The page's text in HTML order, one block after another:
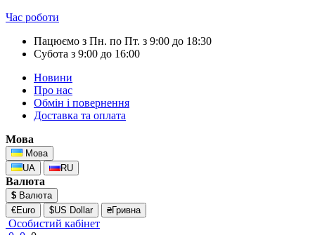
Час роботи
Пацюємо з Пн. по Пт. з 9:00 до 18:30
Субота з 9:00 до 16:00
Новини
Про нас
Обмін і повернення
Доставка та оплата
Мова
Мова
UA
RU
Валюта
$ Валюта
€Euro
$US Dollar ₴Гривна
Особистий кабінет